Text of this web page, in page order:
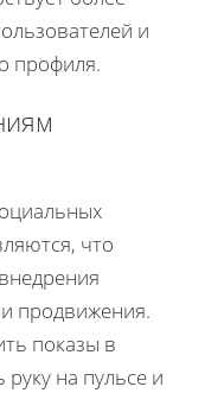
и
профиля.
что
продвижения.
показы в
на пульсе и